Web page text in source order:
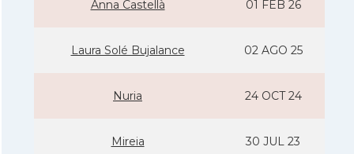
Anna Castellà 01 FEB 26
Laura Solé Bujalance 02 AGO 25
Nuria 24 OCT 24
Mireia 30 JUL 23